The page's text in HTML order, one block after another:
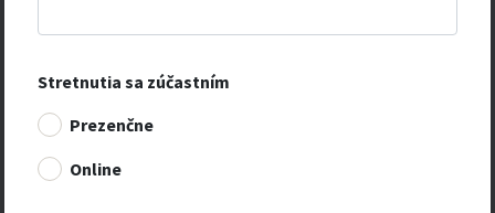
Stretnutia sa zúčastním
Prezenčne
Online